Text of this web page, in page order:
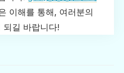
이해를 통해, 여러분의
되길 바랍니다!